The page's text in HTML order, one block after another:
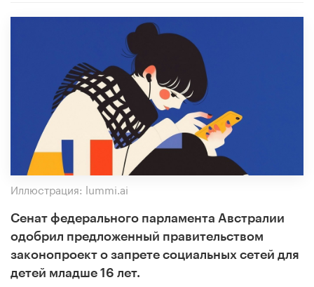
Иллюстрация: lummi.ai
Сенат федерального парламента Австралии
одобрил предложенный правительством
законопроект о запрете социальных сетей для
детей младше 16 лет.